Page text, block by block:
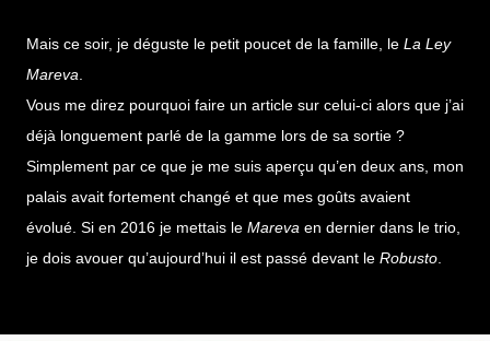
Mais ce soir, je déguste le petit poucet de la famille, le La Ley
Mareva
Vous me direz pourquoi faire un article sur celui-ci alors que j’ai
déjà longuement parlé de la gamme lors de sa sortie ?
Simplement par ce que je me suis aperçu qu’en deux ans, mon
palais avait fortement changé et que mes goûts avaient
évolué. Si en 2016 je mettais le Mareva en dernier dans le trio,
je dois avouer qu’aujourd’hui il est passé devant le Robusto